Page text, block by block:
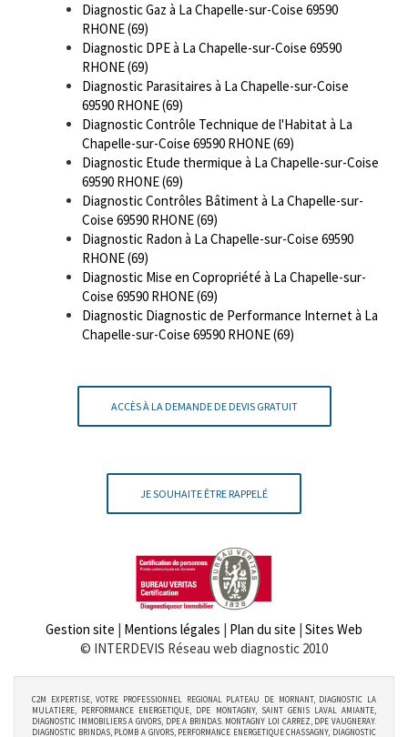
Diagnostic Gaz à La Chapelle-sur-Coise 69590
RHONE (69)
Diagnostic DPE à La Chapelle-sur-Coise 69590
RHONE (69)
Diagnostic Parasitaires à La Chapelle-sur-Coise
69590 RHONE (69)
Diagnostic Contrôle Technique de l'Habitat à La
Chapelle-sur-Coise 69590 RHONE (69)
Diagnostic Etude thermique à La Chapelle-sur-Coise
69590 RHONE (69)
Diagnostic Contrôles Bâtiment à La Chapelle-sur-
Coise 69590 RHONE (69)
Diagnostic Radon à La Chapelle-sur-Coise 69590
RHONE (69)
Diagnostic Mise en Copropriété à La Chapelle-sur-
Coise 69590 RHONE (69)
Diagnostic Diagnostic de Performance Internet à La
Chapelle-sur-Coise 69590 RHONE (69)
ACCÈS À LA DEMANDE DE DEVIS GRATUIT
JE SOUHAITE ÊTRE RAPPELÉ
Gestion site Mentions légales Plan du site Sites Web
© INTERDEVIS Réseau web diagnostic 2010
C2M EXPERTISE, VOTRE PROFESSIONNEL REGIONAL PLATEAU DE MORNANT, DIAGNOSTIC LA
MULATIERE, PERFORMANCE ENERGETIQUE, DPE MONTAGNY, SAINT GENIS LAVAL AMIANTE,
DIAGNOSTIC IMMOBILIERS A GIVORS, DPE A BRINDAS. MONTAGNY LOI CARREZ, DPE VAUGNERAY.
DIAGNOSTIC BRINDAS, PLOMB A GIVORS, PERFORMANCE ENERGETIQUE CHASSAGNY, DIAGNOSTIC